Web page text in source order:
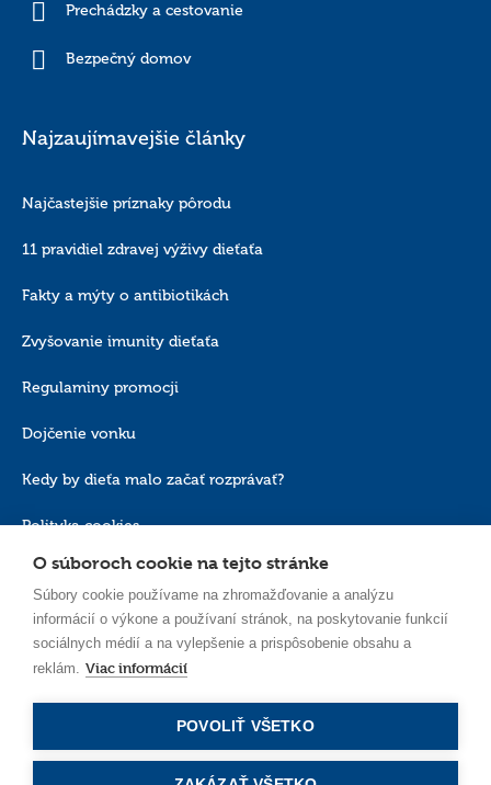
Prechádzky a cestovanie
Bezpečný domov
Najzaujímavejšie články
Najčastejšie príznaky pôrodu
11 pravidiel zdravej výživy dieťaťa
Fakty a mýty o antibiotikách
Zvyšovanie imunity dieťaťa
Regulaminy promocji
Dojčenie vonku
Kedy by dieťa malo začať rozprávať?
Polityka cookies
O súboroch cookie na tejto stránke
Súbory cookie používame na zhromažďovanie a analýzu
informácií o výkone a používaní stránok, na poskytovanie funkcií
sociálnych médií a na vylepšenie a prispôsobenie obsahu a
reklám. Viac informácií
POVOLIŤ VŠETKO